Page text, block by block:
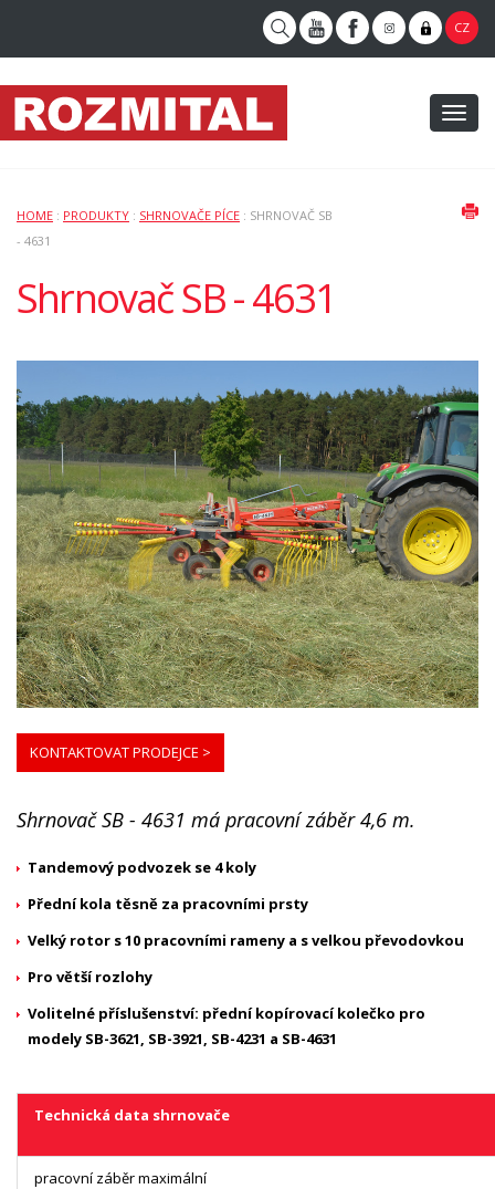
CZ
HOME : PRODUKTY : SHRNOVAČE PÍCE : SHRNOVAČ SB
- 4631
Shrnovač SB - 4631
KONTAKTOVAT PRODEJCE >
Shrnovač SB - 4631 má pracovní záběr 4,6 m.
Tandemový podvozek se 4 koly
Přední kola těsně za pracovními prsty
Velký rotor s 10 pracovními rameny a s velkou převodovkou
Pro větší rozlohy
Volitelné příslušenství: přední kopírovací kolečko pro
modely SB-3621, SB-3921, SB-4231 a SB-4631
Technická data shrnovače
pracovní záběr maximální